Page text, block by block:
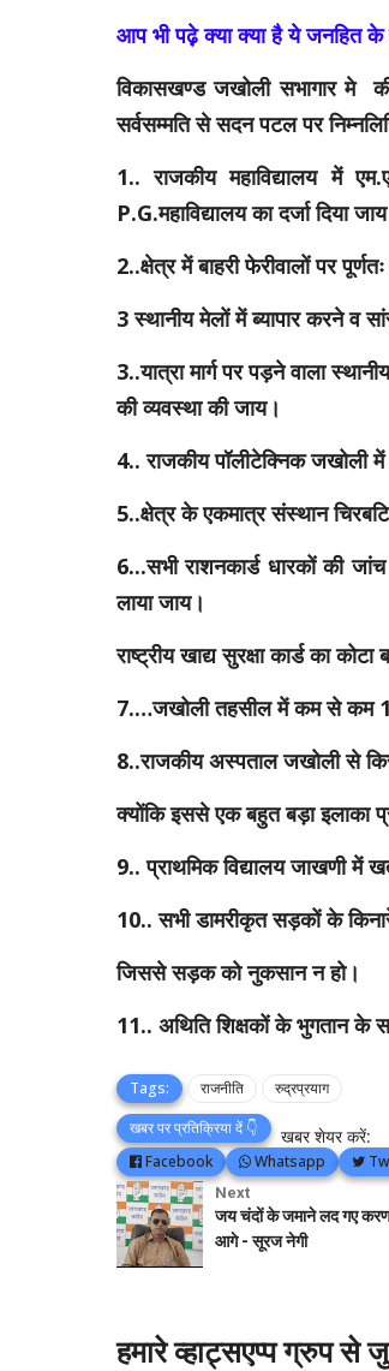
आप भी पढ़़े क्या क्या है ये जनहित के
विकासखण्ड जखोली सभागार मे की
सर्वसम्मति से सदन पटल पर
1.. राजकीय महाविद्यालय में
P.G.महाविद्यालय का दर्जा दिया
2..क्षेत्र में बाहरी फेरीवालों पर
3 स्थानीय मेलों में ब्यापार करने व
3..यात्रा मार्ग पर पड़ने वाला
की व्यवस्था की जाय।
4.. राजकीय पॉलीटेक्निक जखोली
5..क्षेत्र के एकमात्र संस्थान
6...सभी राशनकार्ड धारकों की
लाया जाय।
राष्ट्रीय खाद्य सुरक्षा कार्ड का कोटा
7.…जखोली तहसील में कम से कम 1
8..राजकीय अस्पताल जखोली से
क्योंकि इससे एक बहुत बड़ा इलाका
9.. प्राथमिक विद्यालय जाखणी में
10.. सभी डामरीकृत सड़कों के
जिससे सड़क को नुकसान न हो।
11.. अथिति शिक्षकों के भुगतान के
Tags: राजनीति
रुद्रप्रयाग
खबर पर प्रतिक्रिया दें 👇
खबर शेयर करें:
Facebook Whatsapp
Next
जय चंदों के जमाने लद गए करण
आगे - सूरज नेगी
हमारे व्हाट्सएप्प ग्रुप से